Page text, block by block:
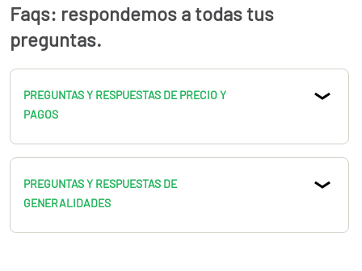
Faqs: respondemos a todas tus
preguntas.
PREGUNTAS Y RESPUESTAS DE PRECIO Y
PAGOS
PREGUNTAS Y RESPUESTAS DE
GENERALIDADES